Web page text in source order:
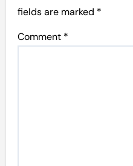
fields are marked *
Comment *